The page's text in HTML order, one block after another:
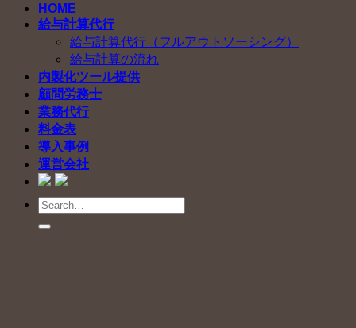
HOME
給与計算代行
給与計算代行（フルアウトソーシング）
給与計算の流れ
内製化ツール提供
顧問労務士
業務代行
料金表
導入事例
運営会社